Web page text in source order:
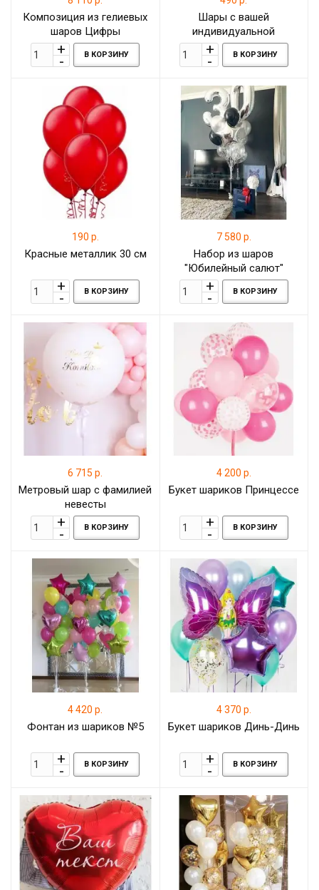
Композиция из гелиевых
шаров Цифры
серебристые с
разноцветными шарами
В КОРЗИНУ
Шары с вашей
индивидуальной
надписью
В КОРЗИНУ
190 р.
Красные металлик 30 см
В КОРЗИНУ
7 580 р.
Набор из шаров
"Юбилейный салют"
В КОРЗИНУ
6 715 р.
Метровый шар с фамилией
невесты
В КОРЗИНУ
4 200 р.
Букет шариков Принцессе
В КОРЗИНУ
4 420 р.
Фонтан из шариков №5
В КОРЗИНУ
4 370 р.
Букет шариков Динь-Динь
В КОРЗИНУ